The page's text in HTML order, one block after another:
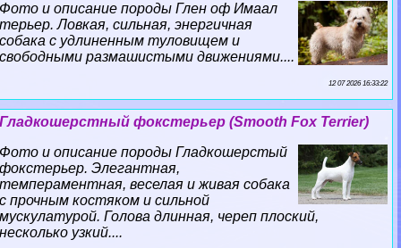
Фото и описание породы Глен оф Имаал
терьер. Ловкая, сильная, энергичная
собака с удлиненным туловищем и
свободными размашистыми движениями....
12 07 2026 16:33:22
Гладкошерстный фокстерьер (Smooth Fox Terrier)
Фото и описание породы Гладкошерстый
фокстерьер. Элегантная,
темпераментная, веселая и живая собака
с прочным костяком и сильной
мускулатурой. Голова длинная, череп плоский,
несколько узкий....